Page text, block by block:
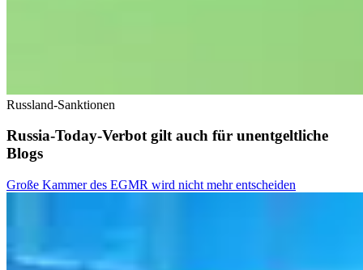
Russland-Sanktionen
Russia-Today-Verbot gilt auch für unentgeltliche
Blogs
Große Kammer des EGMR wird nicht mehr entscheiden